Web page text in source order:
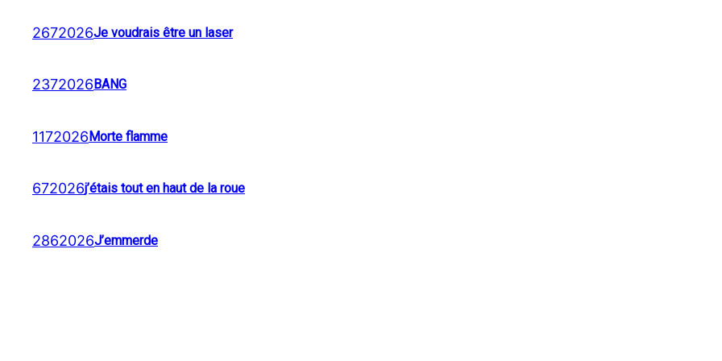
2672026Je voudrais être un laser
2372026BANG
1172026Morte flamme
672026j’étais tout en haut de la roue
2862026J’emmerde